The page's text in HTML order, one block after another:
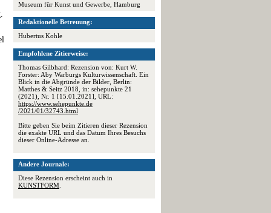
Museum für Kunst und Gewerbe, Hamburg
Redaktionelle Betreuung:
Hubertus Kohle
Empfohlene Zitierweise:
Thomas Gilbhard: Rezension von: Kurt W.
Forster: Aby Warburgs Kulturwissenschaft. Ein
Blick in die Abgründe der Bilder, Berlin:
Matthes & Seitz 2018, in: sehepunkte 21
(2021), Nr. 1 [15.01.2021], URL:
https://www.sehepunkte.de
/2021/01/32743.html
Bitte geben Sie beim Zitieren dieser Rezension
die exakte URL und das Datum Ihres Besuchs
dieser Online-Adresse an.
Andere Journale:
Diese Rezension erscheint auch in
KUNSTFORM